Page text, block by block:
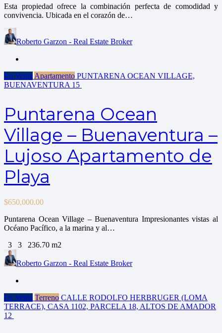
Esta propiedad ofrece la combinación perfecta de comodidad y
convivencia. Ubicada en el corazón de…
Roberto Garzon - Real Estate Broker
En Venta Apartamento PUNTARENA OCEAN VILLAGE,
BUENAVENTURA 15
Puntarena Ocean
Village – Buenaventura –
Lujoso Apartamento de
Playa
$650,000.00
Puntarena Ocean Village – Buenaventura Impresionantes vistas al
Océano Pacífico, a la marina y al…
3
3 236.70 m2
Roberto Garzon - Real Estate Broker
En Venta Terreno CALLE RODOLFO HERBRUGER (LOMA
TERRACE), CASA 1102, PARCELA 18, ALTOS DE AMADOR
12